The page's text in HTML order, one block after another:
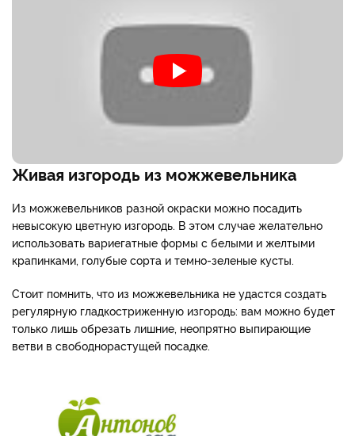
Живая изгородь из можжевельника
Из можжевельников разной окраски можно посадить
невысокую цветную изгородь. В этом случае желательно
использовать вариегатные формы с белыми и желтыми
крапинками, голубые сорта и темно-зеленые кусты.
Стоит помнить, что из можжевельника не удастся создать
регулярную гладкостриженную изгородь: вам можно будет
только лишь обрезать лишние, неопрятно выпирающие
ветви в свободнорастущей посадке.